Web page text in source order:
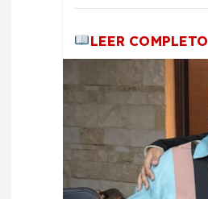
LEER COMPLETO